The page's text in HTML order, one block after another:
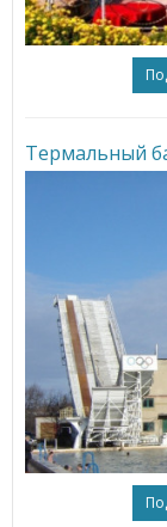
Термальный